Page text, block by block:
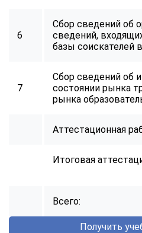
6
Сбор сведений об
сведений,
базы соискателей
7
Сбор сведений об
состоянии рынка
рынка
Аттестационная
Итоговая
Всего:
Получить